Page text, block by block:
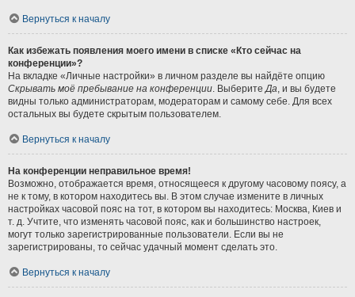
Вернуться к началу
Как избежать появления моего имени в списке «Кто сейчас на
конференции»?
На вкладке «Личные настройки» в личном разделе вы найдёте опцию
Скрывать моё пребывание на конференции . Выберите Да , и вы будете
видны только администраторам, модераторам и самому себе. Для всех
остальных вы будете скрытым пользователем.
Вернуться к началу
На конференции неправильное время!
Возможно, отображается время, относящееся к другому часовому поясу, а
не к тому, в котором находитесь вы. В этом случае измените в личных
настройках часовой пояс на тот, в котором вы находитесь: Москва, Киев и
т. д. Учтите, что изменять часовой пояс, как и большинство настроек,
могут только зарегистрированные пользователи. Если вы не
зарегистрированы, то сейчас удачный момент сделать это.
Вернуться к началу